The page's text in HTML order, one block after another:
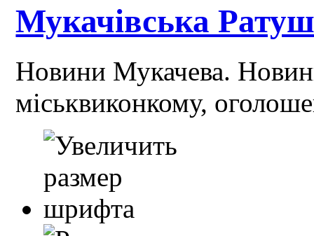
Мукачівська
Новини Мукачева.
міськвиконкому,